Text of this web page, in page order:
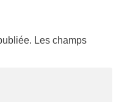
Les champs